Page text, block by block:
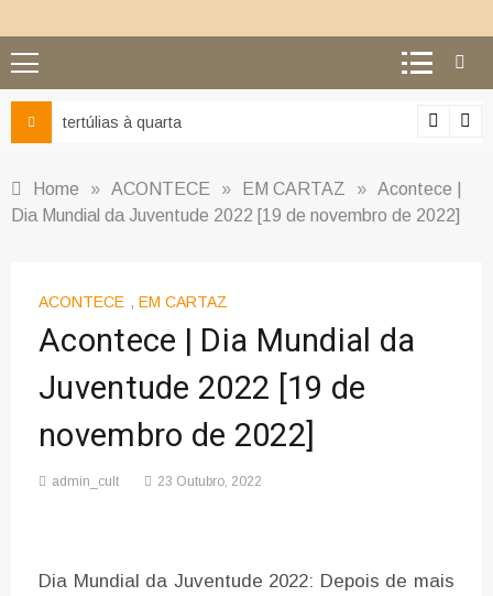
à quarta Ciência
Home » ACONTECE » EM CARTAZ » Acontece |
Dia Mundial da Juventude 2022 [19 de novembro de 2022]
ACONTECE , EM CARTAZ
Acontece | Dia Mundial da
Juventude 2022 [19 de
novembro de 2022]
admin_cult 23 Outubro, 2022
Dia Mundial da Juventude 2022: Depois de mais